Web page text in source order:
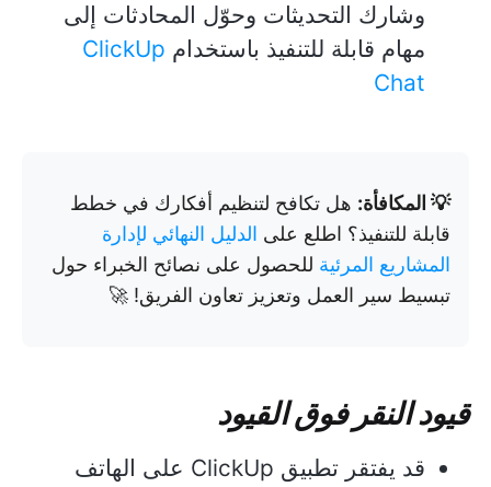
وشارك التحديثات وحوّل المحادثات إلى
مهام قابلة للتنفيذ باستخدام ClickUp
Chat
💡 المكافأة: هل تكافح لتنظيم أفكارك في خطط
قابلة للتنفيذ؟ اطلع على الدليل النهائي لإدارة
المشاريع المرئية للحصول على نصائح الخبراء حول
تبسيط سير العمل وتعزيز تعاون الفريق! 🚀
قيود النقر فوق القيود
قد يفتقر تطبيق ClickUp على الهاتف